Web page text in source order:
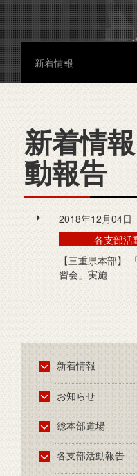
新着情報
新着情
動報告
2018年12月04日
各支部活
【三重県本部】
習会」実施
新着情報
お知らせ
総本部道場
各支部活動報告